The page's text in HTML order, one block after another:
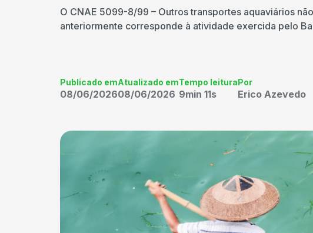
O CNAE 5099-8/99 – Outros transportes aquaviários
anteriormente corresponde à atividade exercida pelo
Publicado em
08/06/2026
Atualizado em
08/06/2026
Tempo leitura
9min 11s
Por
Erico Azevedo